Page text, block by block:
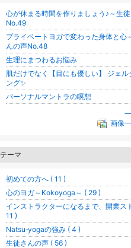
心が休まる時間を作りましょう♪～生
No.49
プライベートヨガで変わった身体と心
んの声No.48
生理にまつわるお悩み
肌だけでなく【目にも優しい】 ジェル
ング✨
パーソナルマントラの瞑想
画像
テーマ
初めての方へ ( 11 )
心のヨガ～Kokoyoga～ ( 29 )
インストラクターになるまで、開業ス
11 )
Natsu‐yogaの強み ( 4 )
生徒さんの声 ( 56 )